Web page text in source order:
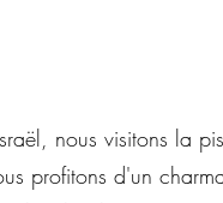
nous visitons la
profitons d'un